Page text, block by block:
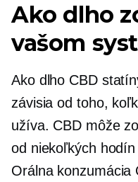
Ako dlho
vašom
Ako dlho CBD
závisia od toho,
užíva. CBD môže
od niekoľkých
Orálna konzumácia